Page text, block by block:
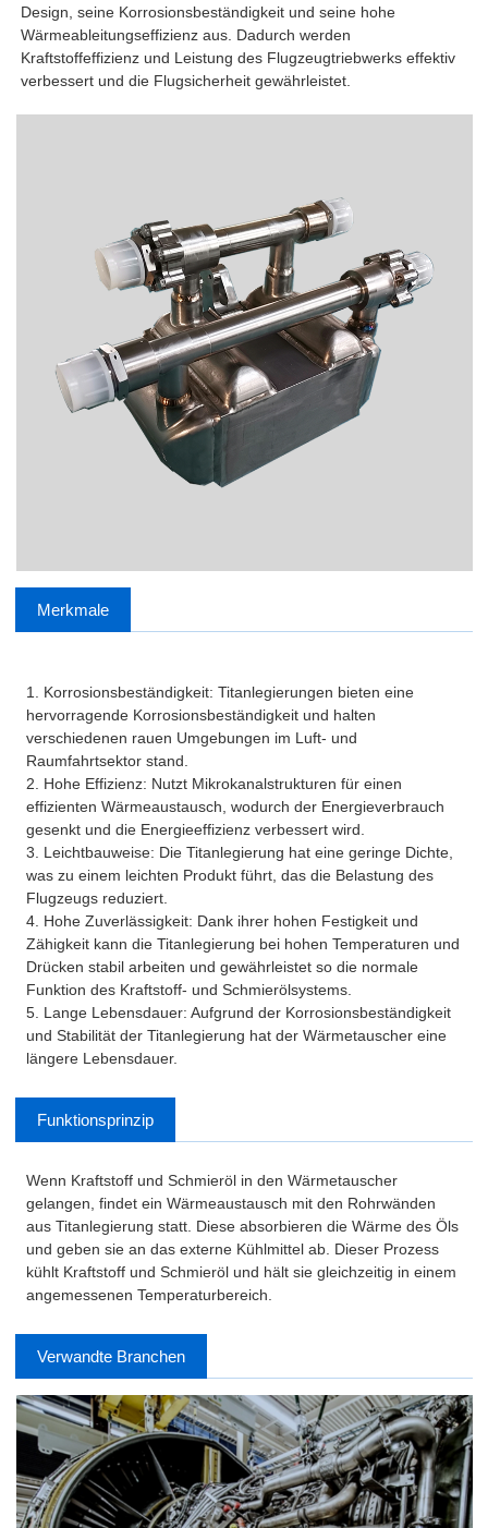
Design, seine Korrosionsbeständigkeit und seine hohe
Wärmeableitungseffizienz aus. Dadurch werden
Kraftstoffeffizienz und Leistung des Flugzeugtriebwerks effektiv
verbessert und die Flugsicherheit gewährleistet.
Merkmale
1. Korrosionsbeständigkeit: Titanlegierungen bieten eine
hervorragende Korrosionsbeständigkeit und halten
verschiedenen rauen Umgebungen im Luft- und
Raumfahrtsektor stand.
2. Hohe Effizienz: Nutzt Mikrokanalstrukturen für einen
effizienten Wärmeaustausch, wodurch der Energieverbrauch
gesenkt und die Energieeffizienz verbessert wird.
3. Leichtbauweise: Die Titanlegierung hat eine geringe Dichte,
was zu einem leichten Produkt führt, das die Belastung des
Flugzeugs reduziert.
4. Hohe Zuverlässigkeit: Dank ihrer hohen Festigkeit und
Zähigkeit kann die Titanlegierung bei hohen Temperaturen und
Drücken stabil arbeiten und gewährleistet so die normale
Funktion des Kraftstoff- und Schmierölsystems.
5. Lange Lebensdauer: Aufgrund der Korrosionsbeständigkeit
und Stabilität der Titanlegierung hat der Wärmetauscher eine
längere Lebensdauer.
Funktionsprinzip
Wenn Kraftstoff und Schmieröl in den Wärmetauscher
gelangen, findet ein Wärmeaustausch mit den Rohrwänden
aus Titanlegierung statt. Diese absorbieren die Wärme des Öls
und geben sie an das externe Kühlmittel ab. Dieser Prozess
kühlt Kraftstoff und Schmieröl und hält sie gleichzeitig in einem
angemessenen Temperaturbereich.
Verwandte Branchen